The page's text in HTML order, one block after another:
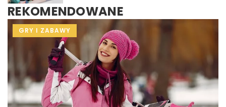
REKOMENDOWANE
WYCHOWANIE
GRY I ZABAWY
PORÓD PRZYGOTOWANIE DO PORODU